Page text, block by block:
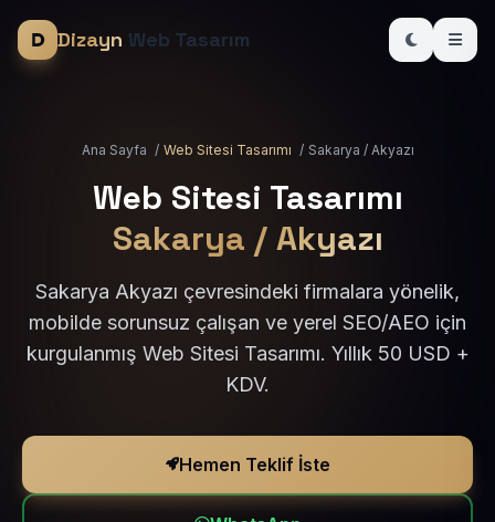
Dizayn Web Tasarım
Ana Sayfa / Web Sitesi Tasarımı / Sakarya / Akyazı
Web Sitesi Tasarımı
Sakarya / Akyazı
Sakarya Akyazı çevresindeki firmalara yönelik,
mobilde sorunsuz çalışan ve yerel SEO/AEO için
kurgulanmış Web Sitesi Tasarımı. Yıllık 50 USD +
KDV.
Hemen Teklif İste